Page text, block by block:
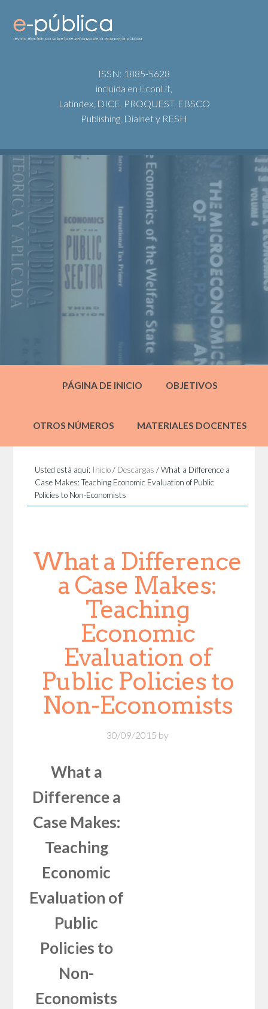
ISSN: 1885-5628
incluida en EconLit,
Latindex, DICE, PROQUEST, EBSCO
Publishing, Dialnet y RESH
PÁGINA DE INICIO OBJETIVOS
OTROS NÚMEROS MATERIALES DOCENTES
Usted está aquí: Inicio / Descargas /What a Difference a
Case Makes: Teaching Economic Evaluation of Public
Policies to Non-Economists
What a Difference
a Case Makes:
Teaching
Economic
Evaluation of
Public Policies to
Non-Economists
30/09/2015 by
What a
Difference a
Case Makes:
Teaching
Economic
Evaluation of
Public
Policies to
Non-
Economists